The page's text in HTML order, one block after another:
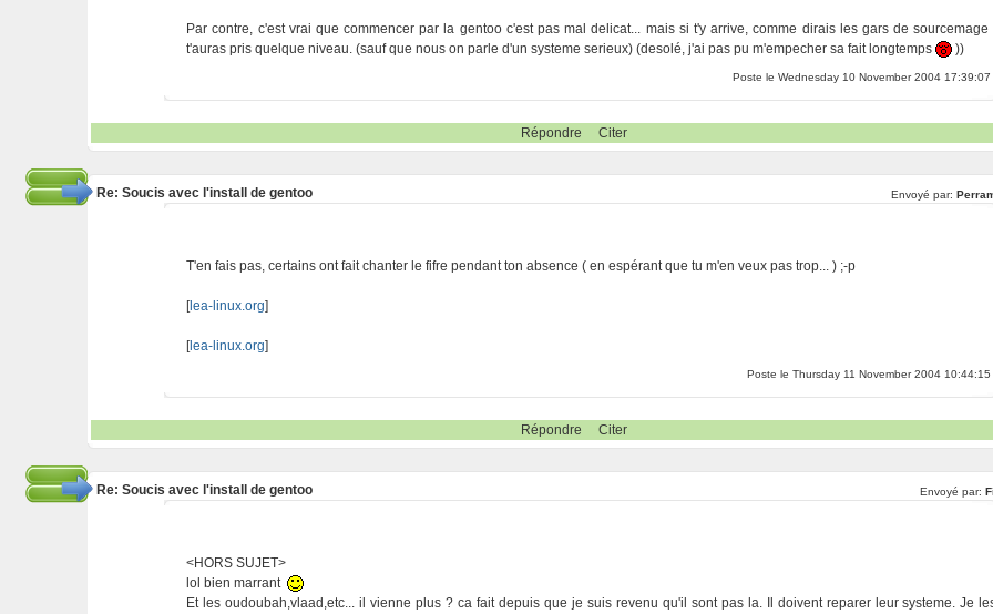
Par contre, c'est vrai que commencer par la gentoo c'est pas mal delicat... mais si t'y arrive, comme dirais les gars de sourcemage
t'auras pris quelque niveau. (sauf que nous on parle d'un systeme serieux) (desolé, j'ai pas pu m'empecher sa fait longtemps
))
Poste le Wednesday 10 November 2004 17:39:07
Répondre Citer
Re: Soucis avec l'install de gentoo Envoyé par:
T'en fais pas, certains ont fait chanter le fifre pendant ton absence ( en espérant que tu m'en veux pas trop... ) ;-p
[lea-linux.org]
[lea-linux.org]
Poste le Thursday 11 November 2004 10:44:15
Répondre Citer
Re: Soucis avec l'install de gentoo Envoyé par:
<HORS SUJET>
lol bien marrant
Et les oudoubah,vlaad,etc... il vienne plus ? ca fait depuis que je suis revenu qu'il sont pas la. Il doivent reparer leur systeme. Je